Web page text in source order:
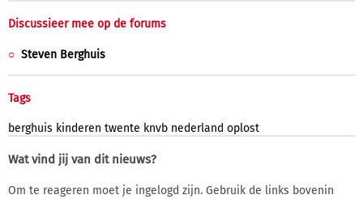
Discussieer mee op de forums
Steven Berghuis
Tags
berghuis kinderen twente knvb nederland oplost
Wat vind jij van dit nieuws?
Om te reageren moet je ingelogd zijn. Gebruik de links bovenin